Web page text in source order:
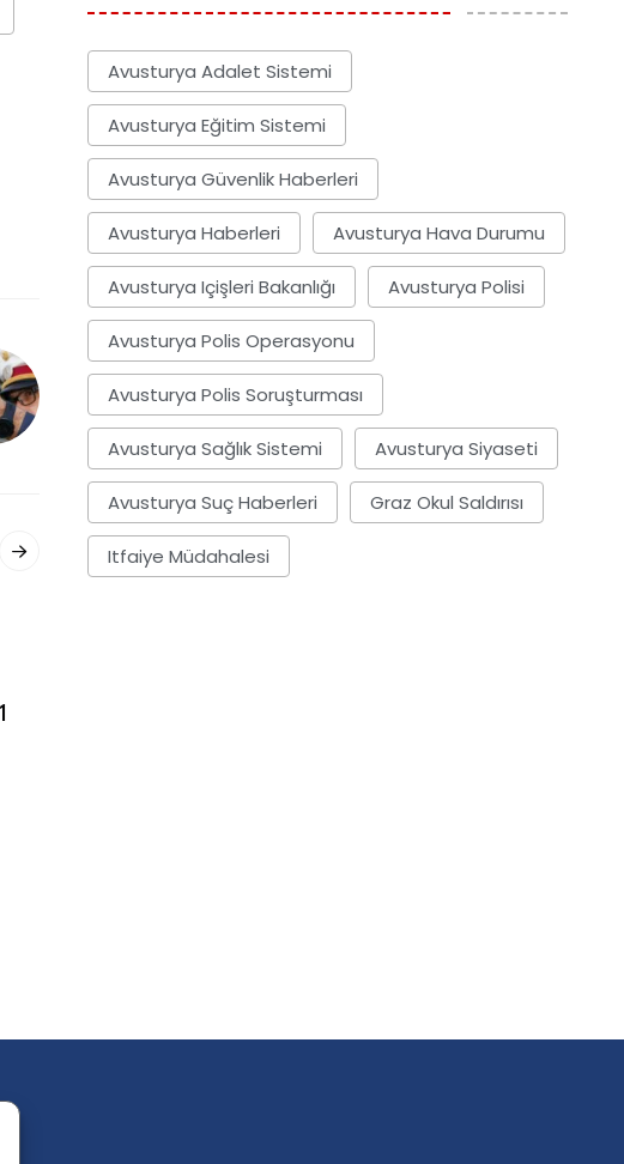
Avusturya Adalet Sistemi
Avusturya Eğitim Sistemi
Avusturya Güvenlik Haberleri
Avusturya Haberleri Avusturya Hava Durumu
Avusturya Içişleri Bakanlığı Avusturya Polisi
Avusturya Polis Operasyonu
Avusturya Polis Soruşturması
Avusturya Sağlık Sistemi Avusturya Siyaseti
Avusturya Suç Haberleri Graz Okul Saldırısı
Itfaiye Müdahalesi